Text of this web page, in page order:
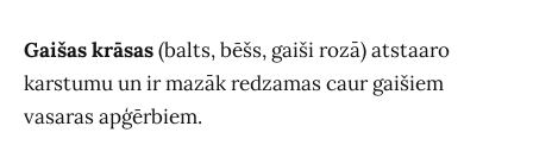
Gaišas krāsas(balts, bēšs, gaiši rozā) atstaaro
karstumu un ir mazāk redzamas caur gaišiem
vasaras apģērbiem.